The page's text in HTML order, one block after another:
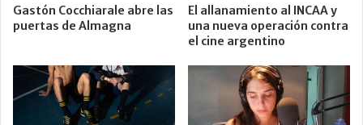
Gastón Cocchiarale abre las
puertas de Almagna
El allanamiento al INCAA y
una nueva operación contra
el cine argentino